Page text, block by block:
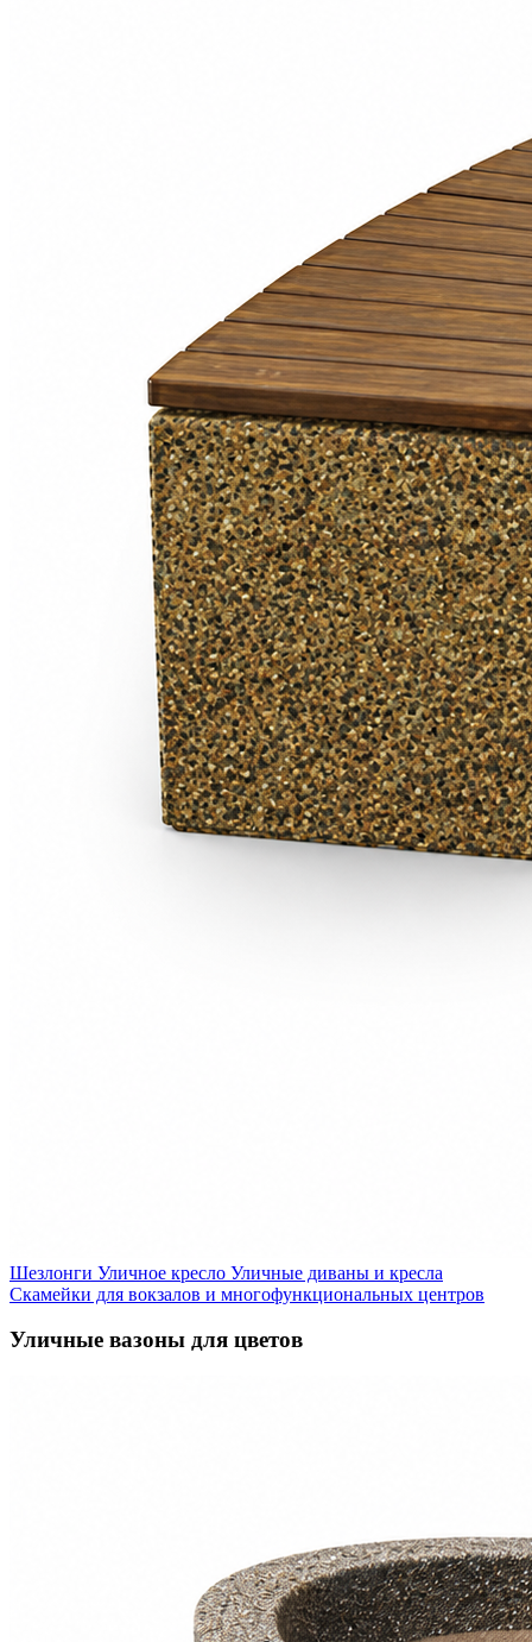
Шезлонги Уличное кресло Уличные диваны и кресла
Скамейки для вокзалов и многофункциональных центров
Уличные вазоны для цветов